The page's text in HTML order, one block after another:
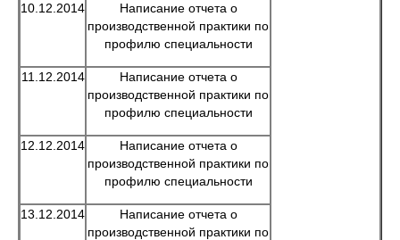
10.12.2014
Написание отчета о
производственной практики по
профилю специальности
11.12.2014
Написание отчета о
производственной практики по
профилю специальности
12.12.2014
Написание отчета о
производственной практики по
профилю специальности
13.12.2014
Написание отчета о
производственной практики по